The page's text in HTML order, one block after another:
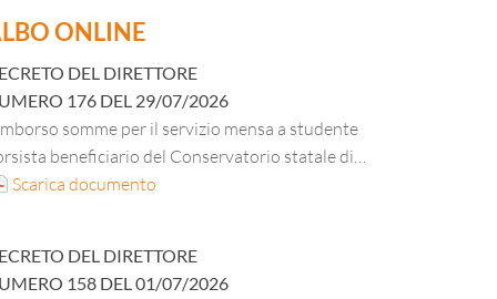
ONLINE
DEL DIRETTORE
176 DEL 29/07/2026
somme per il servizio mensa a studente
beneficiario del Conservatorio statale di
“E. F. Dall’Abaco” di Verona A.A. 2025/2026.
Scarica documento
DEL DIRETTORE
158 DEL01/07/2026